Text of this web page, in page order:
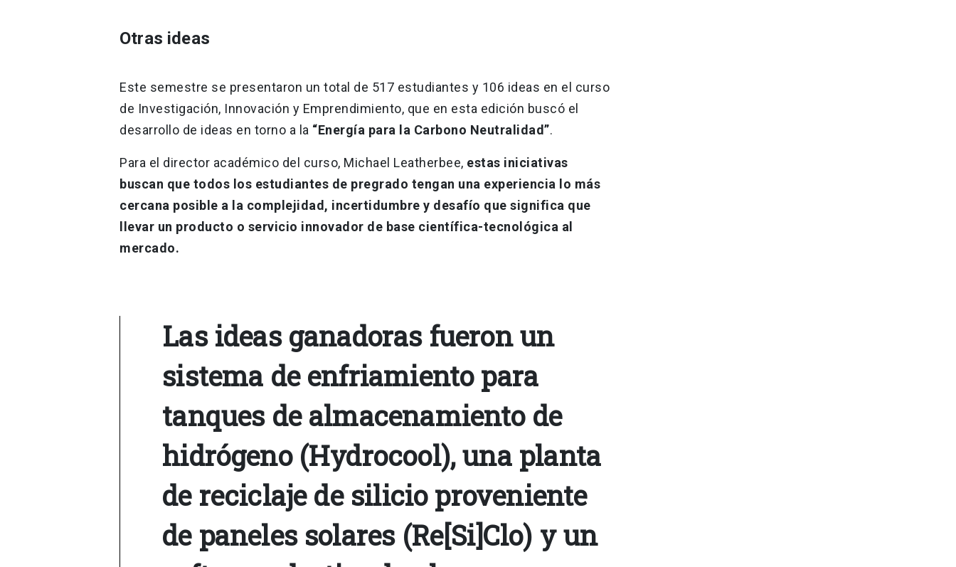
Otras ideas
Este semestre se presentaron un total de 517 estudiantes y 106 ideas en el curso
de Investigación, Innovación y Emprendimiento, que en esta edición buscó el
desarrollo de ideas en torno a la “Energía para la Carbono Neutralidad”.
Para el director académico del curso, Michael Leatherbee, estas iniciativas
buscan que todos los estudiantes de pregrado tengan una experiencia lo más
cercana posible a la complejidad, incertidumbre y desafío que significa que
llevar un producto o servicio innovador de base científica-tecnológica al
mercado.
Las ideas ganadoras fueron un
sistema de enfriamiento para
tanques de almacenamiento de
hidrógeno (Hydrocool), una planta
de reciclaje de silicio proveniente
de paneles solares (Re[Si]Clo) y un